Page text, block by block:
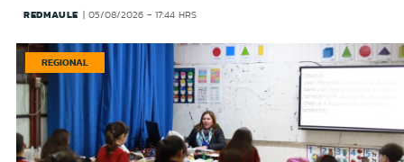
REDMAULE 05/08/2026 - 17:44 HRS
REGIONAL